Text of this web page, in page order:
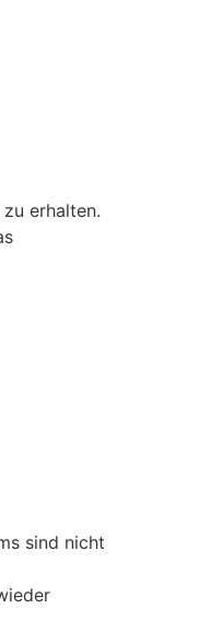
erhalten.
sind nicht